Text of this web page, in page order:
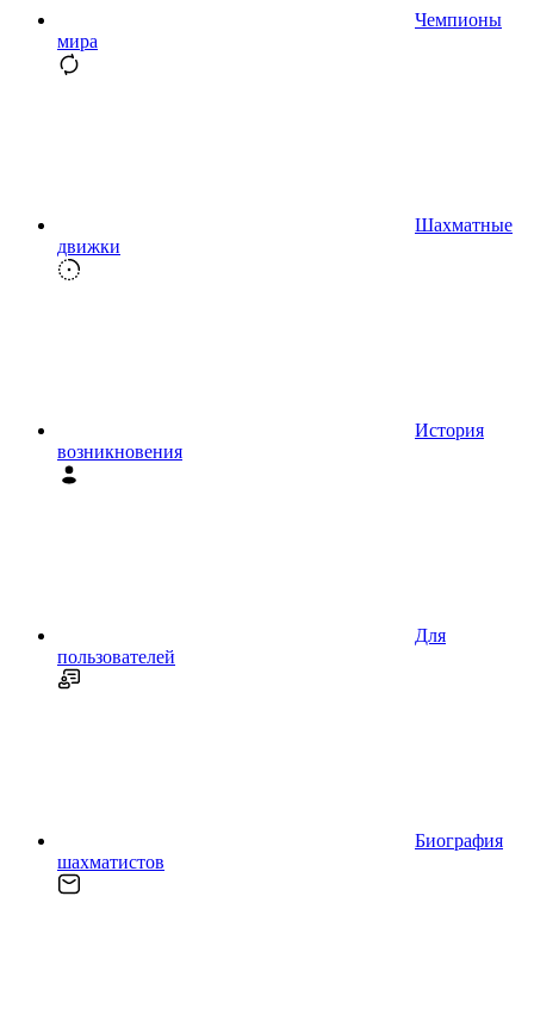
Чемпионы
мира
Шахматные
движки
История
возникновения
Для
пользователей
Биография
шахматистов